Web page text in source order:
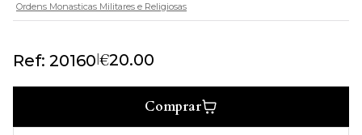
Ordens Monasticas Militares e Religiosas
Ref: 20160|€20.00
Comprar